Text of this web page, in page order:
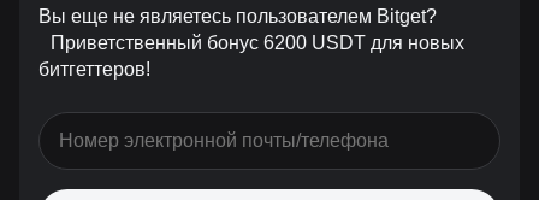
Вы еще не являетесь пользователем Bitget?
Приветственный бонус 6200 USDT для новых
битгеттеров!